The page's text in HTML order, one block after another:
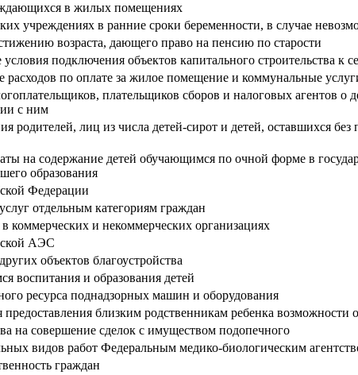
в жилых помещениях
учреждениях в ранние сроки беременности, в случае
возраста, дающего право на пенсию по старости
подключения объектов капитального строительства к
по оплате за жилое помещение и коммунальные
плательщиков сборов и налоговых агентов о
с ним
родителей, лиц из числа детей-сирот и детей, оставшихся
на содержание детей обучающимся по очной форме в
образования
Федерации
отдельным категориям граждан
коммерческих и некоммерческих организациях
АЭС
объектов благоустройства
воспитания и образования детей
ресурса поднадзорных машин и оборудования
близким родственникам ребенка возможности
на совершение сделок с имуществом подопечного
видов работ Федеральным медико-биологическим
граждан